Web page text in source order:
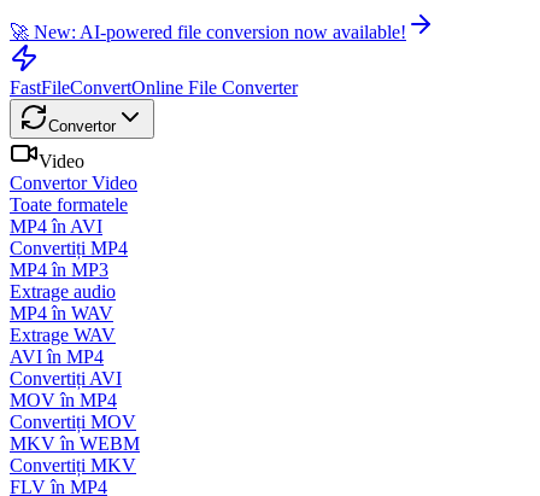
🚀 New: AI-powered file conversion now available!
FastFileConvertOnline File Converter
Convertor
Video
Convertor Video
Toate formatele
MP4 în AVI
Convertiți MP4
MP4 în MP3
Extrage audio
MP4 în WAV
Extrage WAV
AVI în MP4
Convertiți AVI
MOV în MP4
Convertiți MOV
MKV în WEBM
Convertiți MKV
FLV în MP4